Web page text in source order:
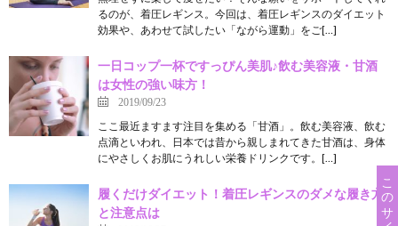
るのが、着圧レギンス。今回は、着圧レギンスのダイエット
効果や、あわせて試したい「ながら運動」をご[…]
一日コップ一杯ですっぴん美肌♪飲む美容液・甘酒
は女性の強い味方！
2019/09/23
ここ最近ますます注目を集める「甘酒」。飲む美容液、飲む
点滴といわれ、日本では昔から親しまれてきた甘酒は、身体
にやさしくお肌にうれしい栄養ドリンクです。[…]
履くだけダイエット！着圧レギンスのダメな履き方
と注意点は